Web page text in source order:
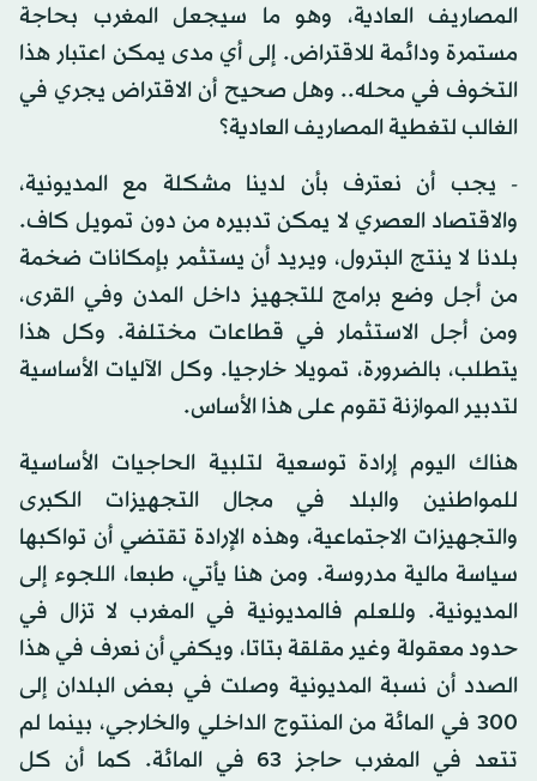
المصاريف العادية، وهو ما سيجعل المغرب بحاجة
مستمرة ودائمة للاقتراض. إلى أي مدى يمكن اعتبار هذا
التخوف في محله.. وهل صحيح أن الاقتراض يجري في
الغالب لتغطية المصاريف العادية؟
- يجب أن نعترف بأن لدينا مشكلة مع المديونية،
والاقتصاد العصري لا يمكن تدبيره من دون تمويل كاف.
بلدنا لا ينتج البترول، ويريد أن يستثمر بإمكانات ضخمة
من أجل وضع برامج للتجهيز داخل المدن وفي القرى،
ومن أجل الاستثمار في قطاعات مختلفة. وكل هذا
يتطلب، بالضرورة، تمويلا خارجيا. وكل الآليات الأساسية
لتدبير الموازنة تقوم على هذا الأساس.
هناك اليوم إرادة توسعية لتلبية الحاجيات الأساسية
للمواطنين والبلد في مجال التجهيزات الكبرى
والتجهيزات الاجتماعية، وهذه الإرادة تقتضي أن تواكبها
سياسة مالية مدروسة. ومن هنا يأتي، طبعا، اللجوء إلى
المديونية. وللعلم فالمديونية في المغرب لا تزال في
حدود معقولة وغير مقلقة بتاتا، ويكفي أن نعرف في هذا
الصدد أن نسبة المديونية وصلت في بعض البلدان إلى
300 في المائة من المنتوج الداخلي والخارجي، بينما لم
تتعد في المغرب حاجز 63 في المائة. كما أن كل